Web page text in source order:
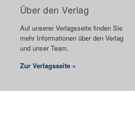
Über den Verlag
Auf unserer Verlagsseite finden Sie
mehr Informationen über den Verlag
und unser Team.
Zur Verlagsseite »